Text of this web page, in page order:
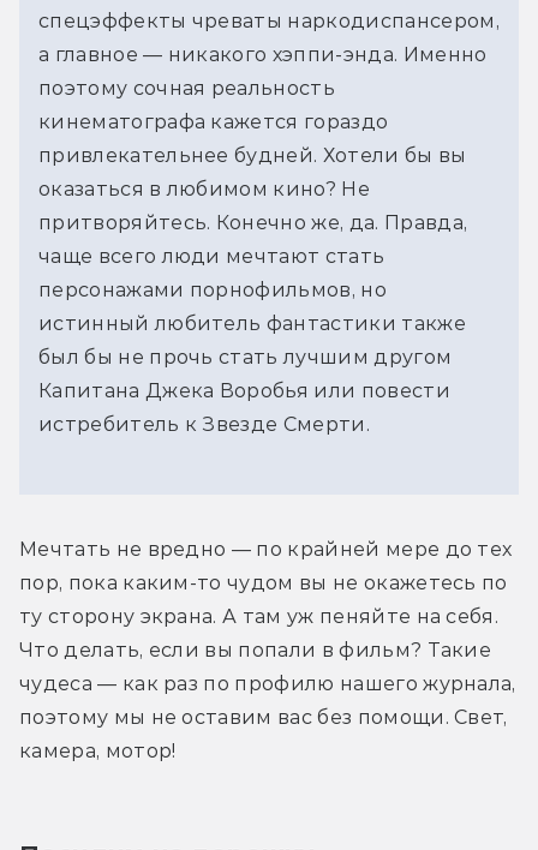
спецэффекты чреваты наркодиспансером,
а главное — никакого хэппи-энда. Именно
поэтому сочная реальность
кинематографа кажется гораздо
привлекательнее будней. Хотели бы вы
оказаться в любимом кино? Не
притворяйтесь. Конечно же, да. Правда,
чаще всего люди мечтают стать
персонажами порнофильмов, но
истинный любитель фантастики также
был бы не прочь стать лучшим другом
Капитана Джека Воробья или повести
истребитель к Звезде Смерти.
Мечтать не вредно — по крайней мере до тех
пор, пока каким-то чудом вы не окажетесь по
ту сторону экрана. А там уж пеняйте на себя.
Что делать, если вы попали в фильм? Такие
чудеса — как раз по профилю нашего журнала,
поэтому мы не оставим вас без помощи. Свет,
камера, мотор!